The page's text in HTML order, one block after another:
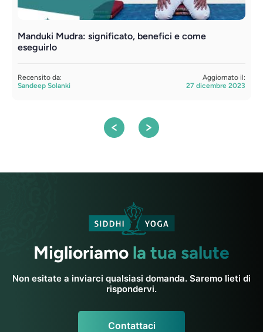
Manduki Mudra: significato, benefici e come
eseguirlo
Recensito da:
Sandeep Solanki
Aggiornato il:
27 dicembre 2023
Miglioriamo la tua salute
Non esitate a inviarci qualsiasi domanda. Saremo lieti di
rispondervi.
Contattaci